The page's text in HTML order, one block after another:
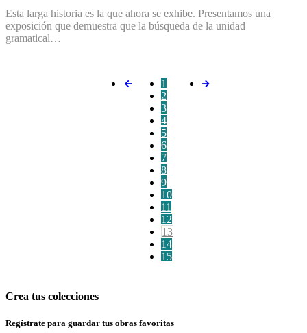
Esta larga historia es la que ahora se exhibe. Presentamos una
exposición que demuestra que la búsqueda de la unidad
gramatical…
1
2
3
4
5
6
7
8
9
10
11
12
13
14
15
Crea tus colecciones
Regístrate para guardar tus obras favoritas